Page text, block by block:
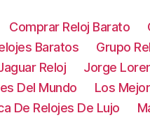
Comprar Reloj Barato
Baratos Grupo
Reloj Jorge
Del Mundo Los
De Relojes De Lujo